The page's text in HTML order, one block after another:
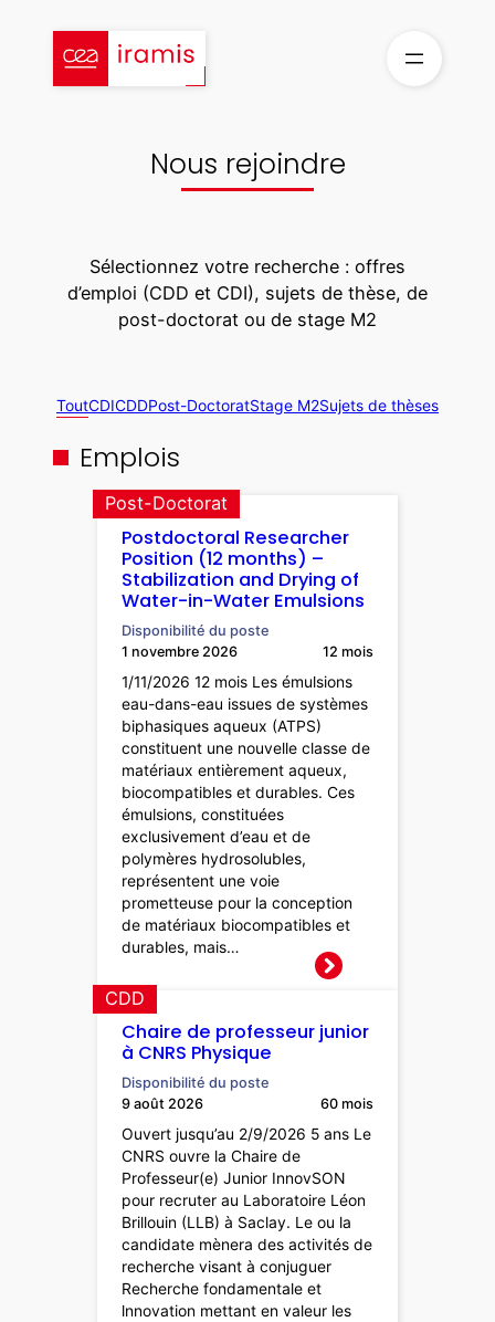
contenu
Nous rejoindre
Sélectionnez votre recherche : offres
d’emploi (CDD et CDI), sujets de thèse, de
post-doctorat ou de stage M2
ToutCDICDDPost-DoctoratStage M2Sujets de thèses
Emplois
Postdoctoral Researcher
Position (12 months) –
Stabilization and Drying of
Water-in-Water Emulsions
Post-Doctorat
Disponibilité du poste
1 novembre 2026
12 mois
1/11/2026 12 mois Les émulsions
eau-dans-eau issues de systèmes
biphasiques aqueux (ATPS)
constituent une nouvelle classe de
matériaux entièrement aqueux,
biocompatibles et durables. Ces
émulsions, constituées
exclusivement d’eau et de
polymères hydrosolubles,
représentent une voie
prometteuse pour la conception
de matériaux biocompatibles et
durables, mais…
Chaire de professeur junior
à CNRS Physique
CDD
Disponibilité du poste
9 août 2026
60 mois
Ouvert jusqu’au 2/9/2026 5 ans Le
CNRS ouvre la Chaire de
Professeur(e) Junior InnovSON
pour recruter au Laboratoire Léon
Brillouin (LLB) à Saclay. Le ou la
candidate mènera des activités de
recherche visant à conjuguer
Recherche fondamentale et
lnnovation mettant en valeur les